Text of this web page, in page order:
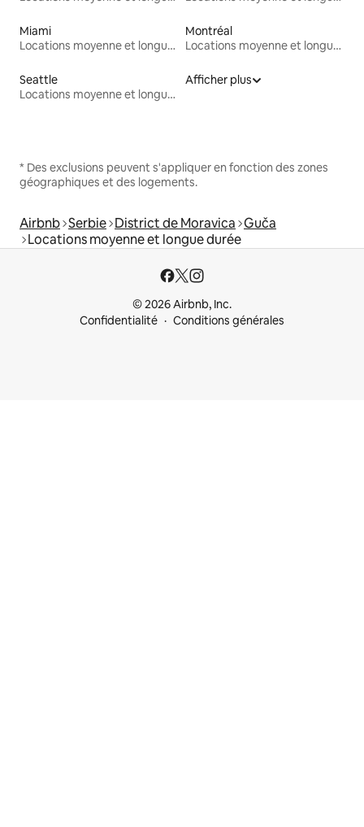
Miami
Locations moyenne et longue durée
Montréal
Locations moyenne et longue durée
Seattle
Locations moyenne et longue durée
Afficher plus
* Des exclusions peuvent s'appliquer en fonction des zones
géographiques et des logements.
Airbnb Serbie District de Moravica Guča
Locations moyenne et longue durée
© 2026 Airbnb, Inc.
Confidentialité
Conditions générales